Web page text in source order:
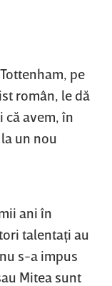
pe
român, le dă
avem, în
un nou
ani în
talentaţi au
s-a impus
Mitea sunt